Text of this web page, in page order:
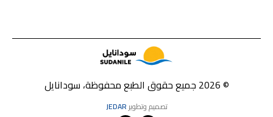
© 2026 جميع حقوق الطبع محفوظة، سودانايل
تصميم وتطويرJEDAR